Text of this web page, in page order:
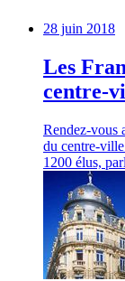
28 juin 2018
Les
centre-
Rendez-vous
du centre-
1200 élus,